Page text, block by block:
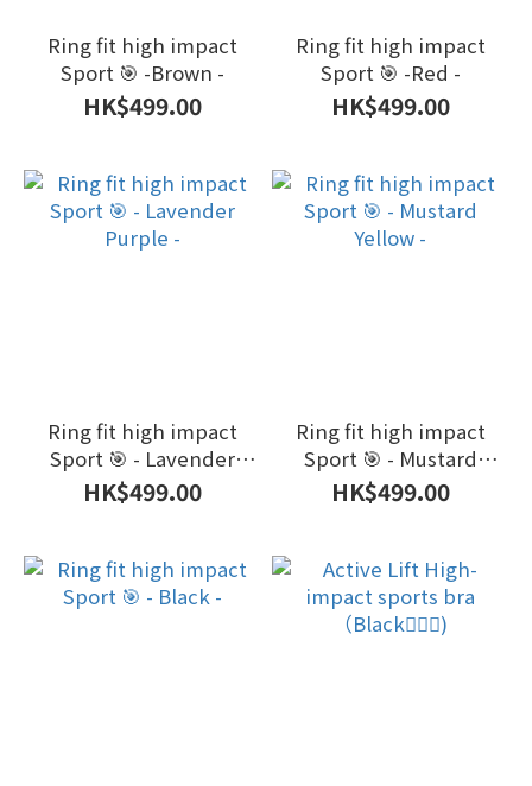
Ring fit high impact
Sport 🎯 -Brown -
HK$499.00
Ring fit high impact
Sport 🎯 -Red -
HK$499.00
Ring fit high impact
Sport 🎯 - Lavender
Purple -
HK$499.00
Ring fit high impact
Sport 🎯 - Mustard
Yellow -
HK$499.00